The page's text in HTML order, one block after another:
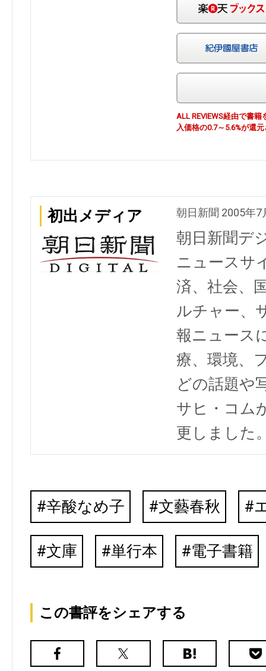
ALL REVIEWS経由で書
入価格の0.7～5.6%が還
初出メディア 朝日新聞 2005年7
朝日新聞デ
ニュースサ
済、社会、
ルチャー、
報ニュース
療、環境、
どの話題や
サヒ・コム
更しました
辛酸なめ子 文藝春秋
文庫 単行本 電子書籍
この書評をシェアする
Facebook
X（旧
は